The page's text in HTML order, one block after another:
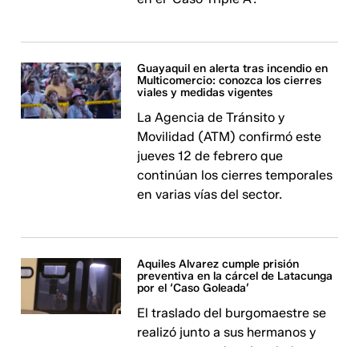
Guayaquil en alerta tras incendio en
Multicomercio: conozca los cierres
viales y medidas vigentes
La Agencia de Tránsito y
Movilidad (ATM) confirmó este
jueves 12 de febrero que
continúan los cierres temporales
en varias vías del sector.
Aquiles Alvarez cumple prisión
preventiva en la cárcel de Latacunga
por el ‘Caso Goleada’
El traslado del burgomaestre se
realizó junto a sus hermanos y